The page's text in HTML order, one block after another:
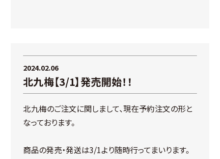
2024.02.06
北九梅【3/1】発売開始！！
北九梅のご注文に関しまして、現在予約注文の形と
なっております。
商品の発売・発送は3/1より随時行ってまいります。